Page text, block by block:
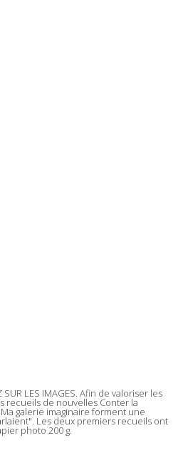
LES IMAGES. Afin de valoriser les
recueils de nouvelles Conter la
galerie imaginaire forment une
Les deux premiers recueils ont
photo 200 g.